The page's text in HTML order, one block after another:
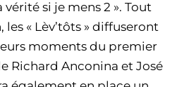
si je mens 2 ». Tout
les « Lèv’tôts » diffuseront
moments du premier
Richard Anconina et José